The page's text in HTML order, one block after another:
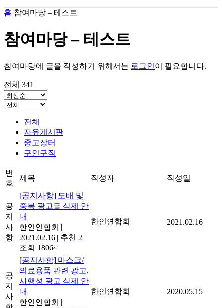
홈 참여마당 – 테스트
참여마당 – 테스트
참여마당에 글을 작성하기 위해서는 로그인이 필요합니다.
전체 341
전체
자유게시판
중고장터
구인구직
번
호
제목 작성자 작성일
공
지
사
항
[공지사항] 도배 및
중복 광고글 삭제 안
내
한인연합회 |
2021.02.16 | 추천 2 |
조회 18064
한인연합회 2021.02.16
공
지
사
[공지사항] 마스크/
의료용품 관련 광고,
사행성 광고 삭제 안
내
한인연합회 |
한인연합회 2020.05.15